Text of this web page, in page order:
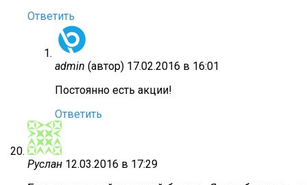
Ответить
admin (автор) 17.02.2016 в 16:01
Постоянно есть акции!
Ответить
Руслан 12.03.2016 в 17:29